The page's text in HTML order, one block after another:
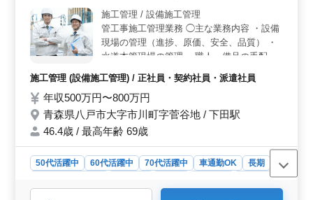
め、生活の安定を確保しながら働けます。さらに、賞与
が年3回支給されるため、努力に対する報酬が明確で、モ
チベーションを高く保つことができます。長期的な勤務
を考える方にとって、収入面での魅力が大きいで
す。 ＜柔軟な勤務条件と快適な通勤環境＞ 週休二
日制で、夏季休暇や年末年始休暇なども確保されている
ため、プライベートの時間をしっかりと取ることができ
ます。さらに、マイカー通勤も可能で、通勤手段に関す
る柔軟な対応が可能です。
施工管理 / 設備施工管理
管工事施工管理業務 ◯主な業務内容 ・設備
現場の管理（進捗、原価、安全、品質） ・
水道本管現場の管理 ・職人、備品の手配 ◯
現場は主に八戸市内となります。 ＊残業少
なめ ＊賞与あり ＊交通費支給 経験豊富な管
工事施工管理を募集します。 管工事施工管
理技士の有資格者の方は優遇します。
施工管理 (設備施工管理) / 正社員・契約社員・派遣社員
年収500万円〜800万円
青森県八戸市大字市川町字菅谷地 / 下田駅
46.4歳 / 最高年齢 69歳
50代活躍中 60代活躍中 70代活躍中 車通勤OK
長期
派遣社員